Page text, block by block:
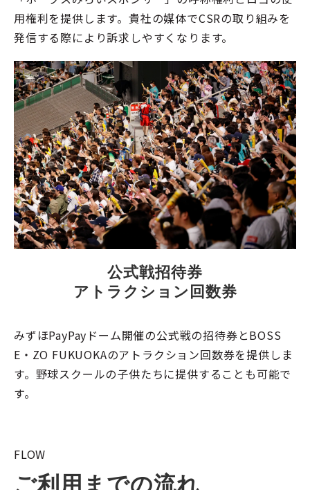
用権利を提供します。貴社の媒体でCSRの取り組みを
発信する際により訴求しやすくなります。
公式戦招待券
アトラクション回数券
みずほPayPayドーム開催の公式戦の招待券とBOSS
E・ZO FUKUOKAのアトラクション回数券を提供しま
す。野球スクールの子供たちに提供することも可能で
す。
FLOW
ご利用までの流れ